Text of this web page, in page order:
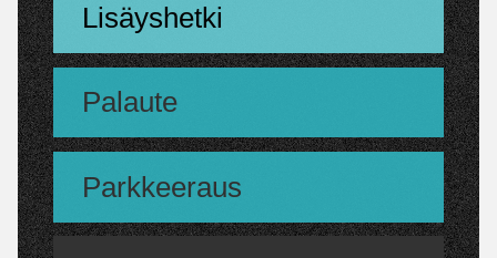
Lisäyshetki
Palaute
Parkkeeraus